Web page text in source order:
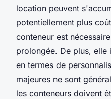
location peuvent
potentiellement plus
conteneur est
prolongée. De plus, elle
en termes de
majeures ne sont
les conteneurs doivent